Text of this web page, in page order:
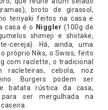
broto de girassol,
teriyaki feitos na casa e
casa é o
Niggler (100g de
shimeji e shiitake,
cereja). Há, ainda, uma
próprio Niks, o Swiss, feito
com raclette, o tradicional
racleteiras, cebola, noz
Burgers podem ser
batata rústica da casa,
ser mergulhada na